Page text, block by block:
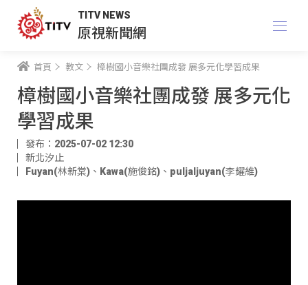
TITV NEWS
原視新聞網
首頁 教文 樟樹國小音樂社團成發 展多元化學習成果
樟樹國小音樂社團成發 展多元化
學習成果
發布：2025-07-02 12:30
新北汐止
Fuyan(林新棠) 、 Kawa(施俊銘) 、 puljaljuyan(李耀維)